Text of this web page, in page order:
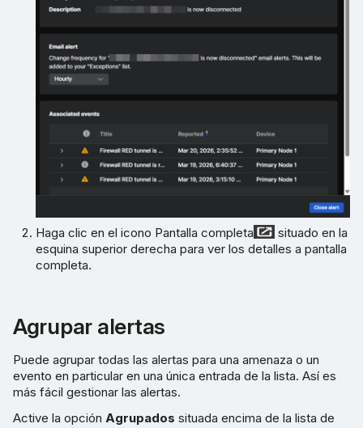
Haga clic en el icono Pantalla completa
situado en la
esquina superior derecha para ver los detalles a pantalla
completa.
Agrupar alertas
Puede agrupar todas las alertas para una amenaza o un
evento en particular en una única entrada de la lista. Así es
más fácil gestionar las alertas.
Active la opción Agrupados situada encima de la lista de